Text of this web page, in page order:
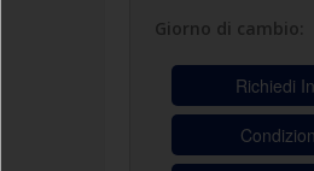
Giorno di cambio:
Richiedi